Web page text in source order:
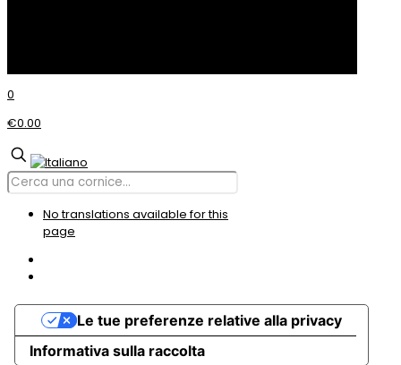
0
€0.00
No translations available for this
page
Informativa sulla raccolta
Le tue preferenze relative alla privacy